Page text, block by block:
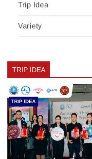
Trip Idea
Variety
TRIP IDEA
TRIP IDEA